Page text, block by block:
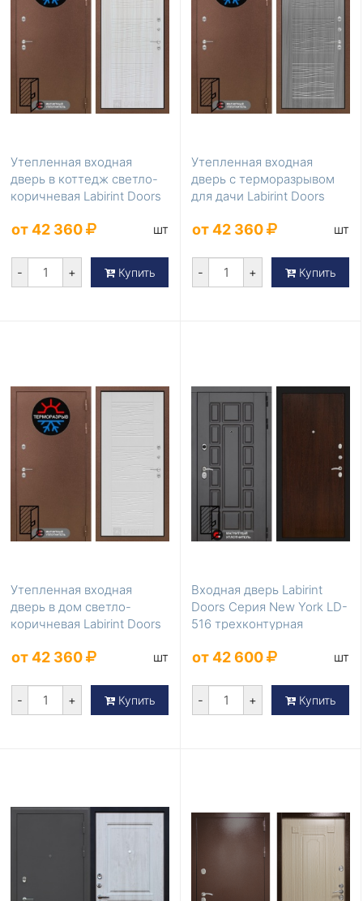
Утепленная входная
дверь в коттедж светло-
коричневая Labirint Doors
от 42 360 шт
- + Купить
Утепленная входная
дверь с терморазрывом
для дачи Labirint Doors
от 42 360 шт
- + Купить
Утепленная входная
дверь в дом светло-
коричневая Labirint Doors
от 42 360 шт
- + Купить
Входная дверь Labirint
Doors Серия New York LD-
516 трехконтурная
от 42 600 шт
- + Купить